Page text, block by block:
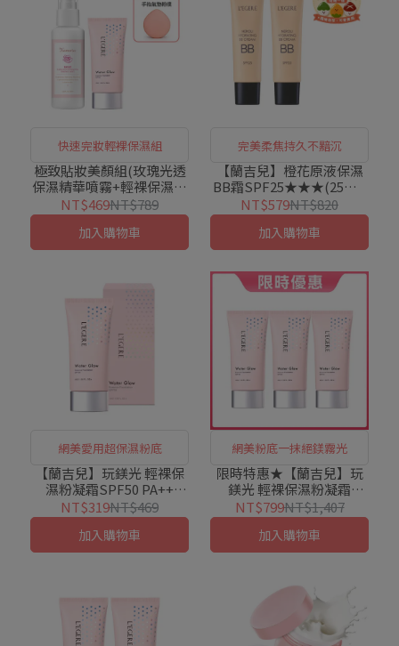
快速完妝輕裸保濕組
極致貼妝美顏組(玫瑰光透
保濕精華噴霧+輕裸保濕粉
凝霜45g)
NT$469NT$789
加入購物車
完美柔焦持久不黯沉
【蘭吉兒】橙花原液保濕
BB霜SPF25★★★(25ml/
支)X2入組(粉撲版)
NT$579NT$820
加入購物車
網美愛用超保濕粉底
【蘭吉兒】玩鎂光 輕裸保
濕粉凝霜SPF50 PA++
(45g/支)
NT$319NT$469
加入購物車
網美粉底一抹絕鎂霧光
限時特惠★【蘭吉兒】玩
鎂光 輕裸保濕粉凝霜
SPF50 PA++(45g/支)x3入
組
NT$799NT$1,407
加入購物車